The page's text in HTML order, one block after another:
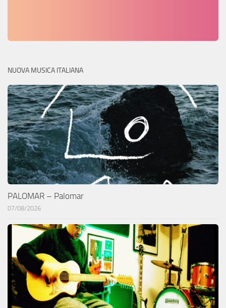
NUOVA MUSICA ITALIANA
PALOMAR – Palomar
07/08/2026